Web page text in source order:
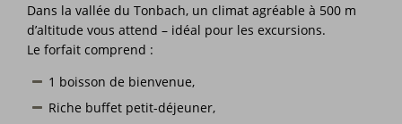
Dans la vallée du Tonbach, un climat agréable à 500 m
d’altitude vous attend – idéal pour les excursions.
Le forfait comprend :
1 boisson de bienvenue,
Riche buffet petit-déjeuner,